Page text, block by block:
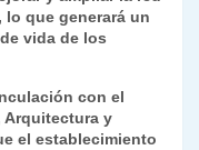
que generará un
vida de los
con el
Arquitectura y
el establecimiento